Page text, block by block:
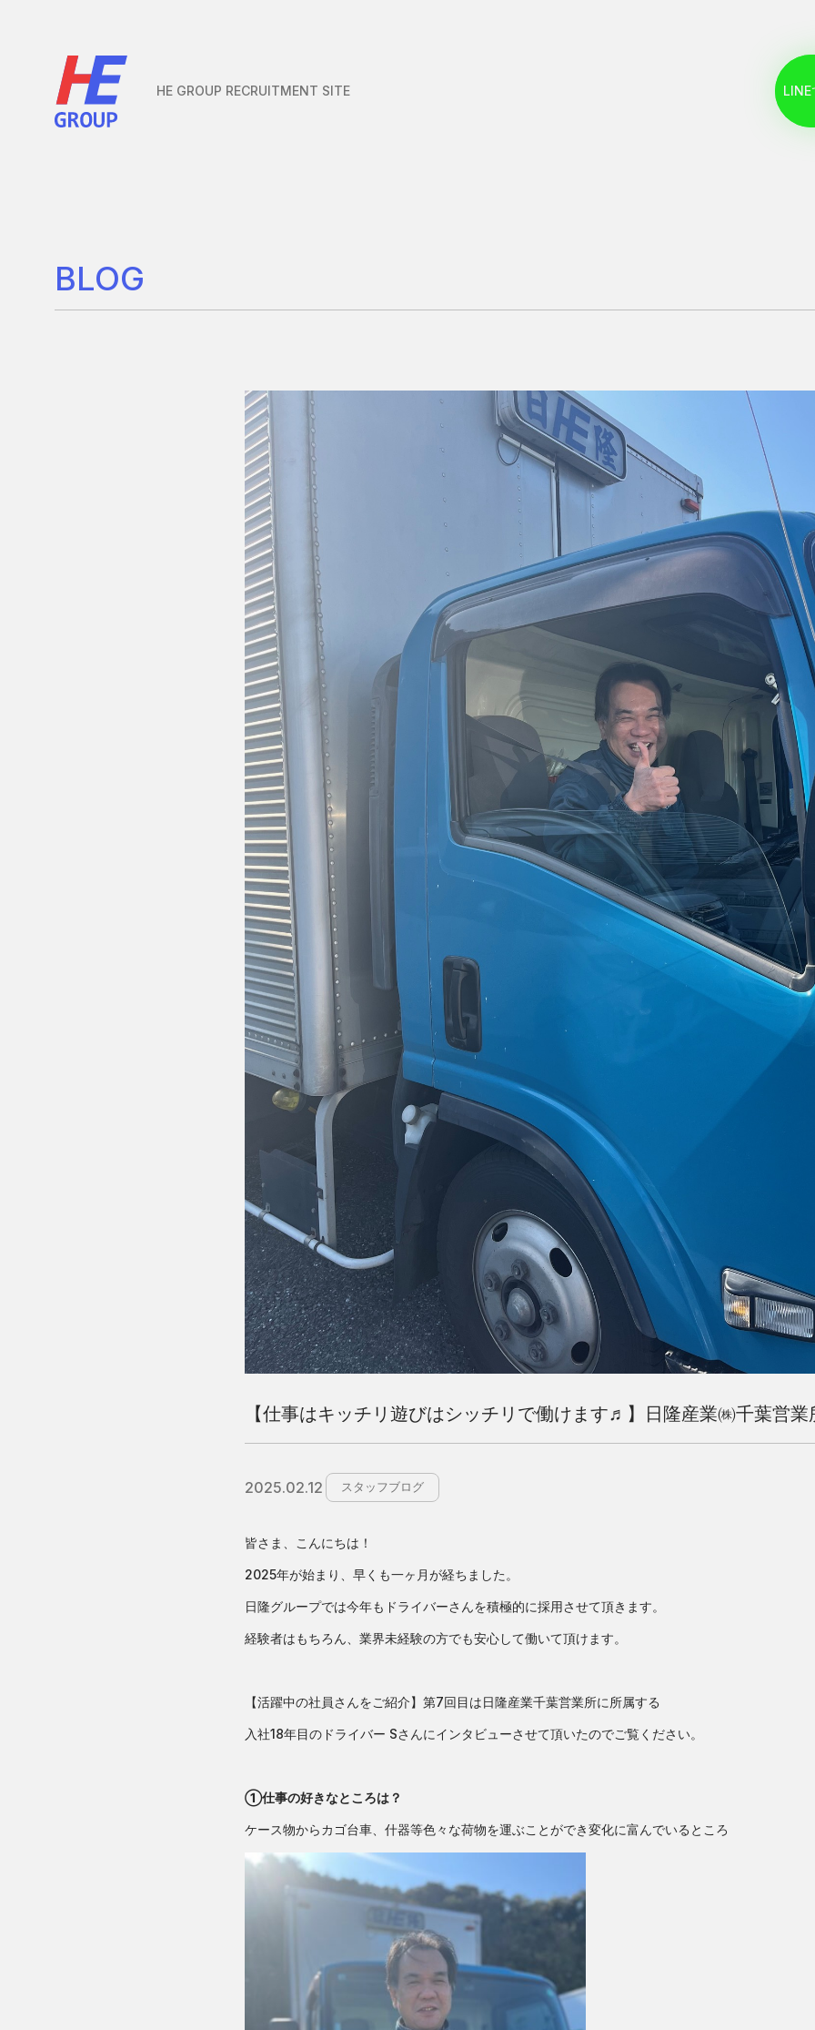
HE GROUP RECRUITMENT SITE LINE
BLOG
【仕事はキッチリ遊びはシッチリで働けます♬】日隆産業㈱千葉営業
2025.02.12 スタッフブログ
皆さま、こんにちは！
2025年が始まり、早くも一ヶ月が経ちました。
日隆グループでは今年もドライバーさんを積極的に採用させて頂きます。
経験者はもちろん、業界未経験の方でも安心して働いて頂けます。
【活躍中の社員さんをご紹介】第7回目は日隆産業千葉営業所に所属する
入社18年目のドライバー Sさんにインタビューさせて頂いたのでご覧ください。
①仕事の好きなところは？
ケース物からカゴ台車、什器等色々な荷物を運ぶことができ変化に富んでいるところ